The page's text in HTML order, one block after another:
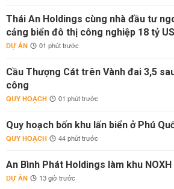
Thái An Holdings cùng nhà đầu tư
cảng biển đô thị công nghiệp 18 tỷ
DỰ ÁN 01 phút trước
Cầu Thượng Cát trên Vành đai 3,5
công
QUY HOẠCH 01 phút trước
Quy hoạch bốn khu lấn biển ở Phú
QUY HOẠCH 44 phút trước
An Bình Phát Holdings làm khu
DỰ ÁN 13 giờ trước